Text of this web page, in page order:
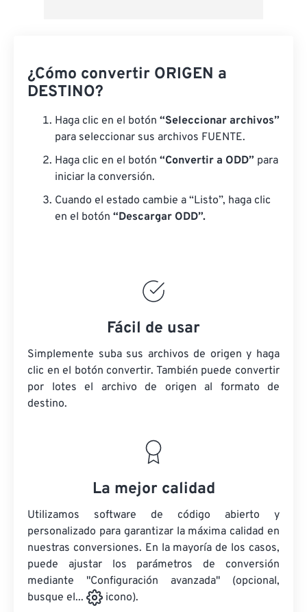
¿Cómo convertir ORIGEN a
DESTINO?
Haga clic en el botón “Seleccionar archivos”
para seleccionar sus archivos FUENTE.
Haga clic en el botón “Convertir a ODD” para
iniciar la conversión.
Cuando el estado cambie a “Listo”, haga clic
en el botón “Descargar ODD”.
Fácil de usar
Simplemente suba sus archivos de origen y haga
clic en el botón convertir. También puede convertir
por lotes el archivo de origen al formato de
destino.
La mejor calidad
Utilizamos software de código abierto y
personalizado para garantizar la máxima calidad en
nuestras conversiones. En la mayoría de los casos,
puede ajustar los parámetros de conversión
mediante "Configuración avanzada" (opcional,
busque el...
icono).